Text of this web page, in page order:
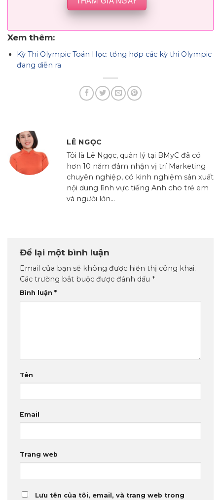
Xem thêm:
Kỳ Thi Olympic Toán Học: tổng hợp các kỳ thi Olympic
đang diễn ra
LÊ NGỌC
Tôi là Lê Ngọc, quản lý tại BMyC đã có
hơn 10 năm đảm nhận vị trí Marketing
chuyên nghiệp, có kinh nghiệm sản xuất
nội dung lĩnh vực tiếng Anh cho trẻ em
và người lớn...
Để lại một bình luận
Email của bạn sẽ không được hiển thị công khai.
Các trường bắt buộc được đánh dấu *
Bình luận *
Tên
Email
Trang web
Lưu tên của tôi, email, và trang web trong